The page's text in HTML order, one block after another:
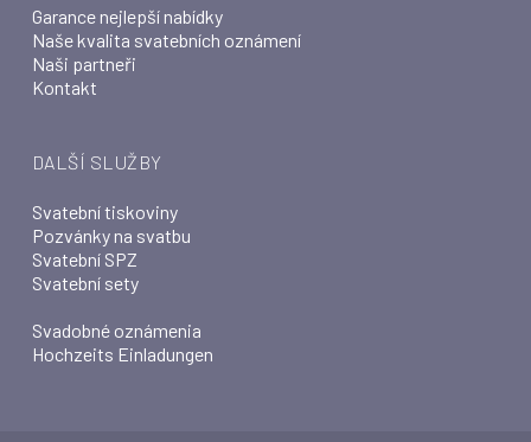
Garance nejlepší nabídky
Naše kvalita svatebních oznámení
Naši partneři
Kontakt
DALŠÍ SLUŽBY
Svatební tiskoviny
Pozvánky na svatbu
Svatební SPZ
Svatební sety
Svadobné oznámenia
Hochzeits Einladungen